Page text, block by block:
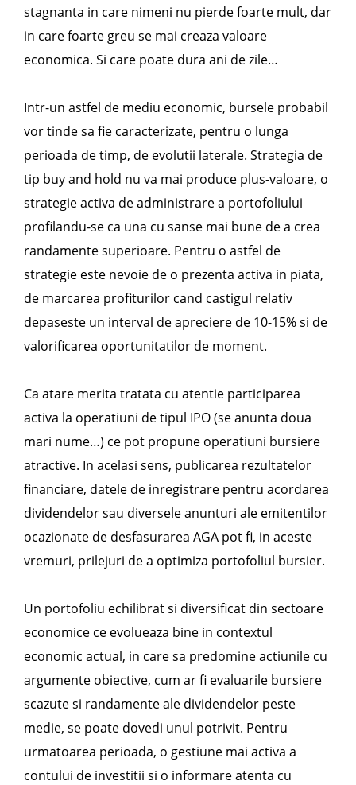
stagnanta in care nimeni nu pierde foarte mult, dar
in care foarte greu se mai creaza valoare
economica. Si care poate dura ani de zile…
Intr-un astfel de mediu economic, bursele probabil
vor tinde sa fie caracterizate, pentru o lunga
perioada de timp, de evolutii laterale. Strategia de
tip buy and hold nu va mai produce plus-valoare, o
strategie activa de administrare a portofoliului
profilandu-se ca una cu sanse mai bune de a crea
randamente superioare. Pentru o astfel de
strategie este nevoie de o prezenta activa in piata,
de marcarea profiturilor cand castigul relativ
depaseste un interval de apreciere de 10-15% si de
valorificarea oportunitatilor de moment.
Ca atare merita tratata cu atentie participarea
activa la operatiuni de tipul IPO (se anunta doua
mari nume…) ce pot propune operatiuni bursiere
atractive. In acelasi sens, publicarea rezultatelor
financiare, datele de inregistrare pentru acordarea
dividendelor sau diversele anunturi ale emitentilor
ocazionate de desfasurarea AGA pot fi, in aceste
vremuri, prilejuri de a optimiza portofoliul bursier.
Un portofoliu echilibrat si diversificat din sectoare
economice ce evolueaza bine in contextul
economic actual, in care sa predomine actiunile cu
argumente obiective, cum ar fi evaluarile bursiere
scazute si randamente ale dividendelor peste
medie, se poate dovedi unul potrivit. Pentru
urmatoarea perioada, o gestiune mai activa a
contului de investitii si o informare atenta cu